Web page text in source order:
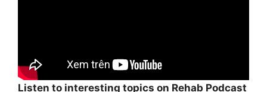
Listen to interesting topics on Rehab Podcast